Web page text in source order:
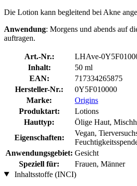
Die Lotion kann begleitend bei Akne
Anwendung: Morgens und abends auf
auftragen.
Art.-Nr.:
LHAve-
Inhalt:
50 ml
EAN:
717334265875
Hersteller-Nr.:
0Y5F010000
Marke:
Origins
Produktart:
Lotions
Hauttyp:
Ölige Haut,
Eigenschaften:
Vegan,
Anwendungsgebiet: Gesicht
Speziell für:
Frauen, Männer
Inhaltsstoffe (INCI)